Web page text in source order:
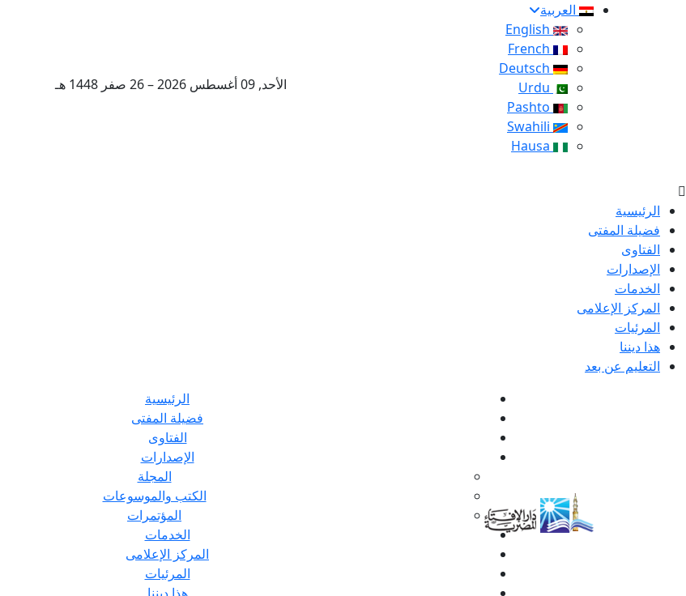
العربية
الأحد, 09 أغسطس 2026 – 26 صفر 1448 هـ
الرئيسية
فضيلة المفتى
الفتاوى
الإصدارات
الخدمات
المركز الإعلامى
المرئيات
هذا ديننا
التعليم عن بعد
الرئيسية
فضيلة المفتى
الفتاوى
الإصدارات
المجلة
الكتب والموسوعات
المؤتمرات
الخدمات
المركز الإعلامى
المرئيات